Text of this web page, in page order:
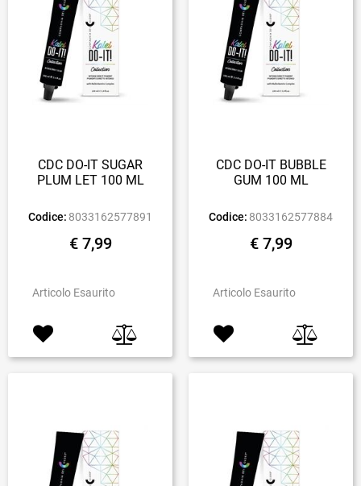
CDC DO-IT SUGAR
PLUM LET 100 ML
Codice: 8033162577891
€ 7,99
Articolo Esaurito
CDC DO-IT BUBBLE
GUM 100 ML
Codice: 8033162577884
€ 7,99
Articolo Esaurito